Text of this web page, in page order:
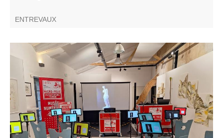
ENTREVAUX
La Micro-Folie itinérante Alpes Provence Verdon s'installe
à Saint-Pierre ! La Micro-Folie c'est un musée numérique,
un espace de réalité virtuelle, un fablab et une
ludothèque. Une programmation riche et ludique vous
attend pour petits et grands.